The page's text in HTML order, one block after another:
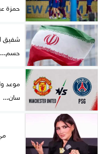
حمزة
شفيق
حسم...
موعد
سان...